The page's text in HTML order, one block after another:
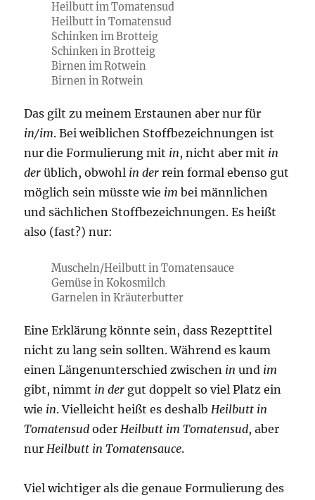
Heilbutt im Tomatensud
Heilbutt in Tomatensud
Schinken im Brotteig
Schinken in Brotteig
Birnen im Rotwein
Birnen in Rotwein
Das gilt zu meinem Erstaunen aber nur für
in/im. Bei weiblichen Stoffbezeichnungen ist
nur die Formulierung mit in, nicht aber mit in
der üblich, obwohl in der rein formal ebenso gut
möglich sein müsste wie im bei männlichen
und sächlichen Stoffbezeichnungen. Es heißt
also (fast?) nur:
Muscheln/Heilbutt in Tomatensauce
Gemüse in Kokosmilch
Garnelen in Kräuterbutter
Eine Erklärung könnte sein, dass Rezepttitel
nicht zu lang sein sollten. Während es kaum
einen Längenunterschied zwischen in und im
gibt, nimmt in der gut doppelt so viel Platz ein
wie in. Vielleicht heißt es deshalbHeilbutt in
Tomatensud oderHeilbutt im Tomatensud, aber
nurHeilbutt in Tomatensauce.
Viel wichtiger als die genaue Formulierung des